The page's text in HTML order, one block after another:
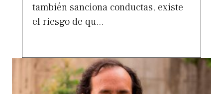
también sanciona conductas, existe
el riesgo de qu...